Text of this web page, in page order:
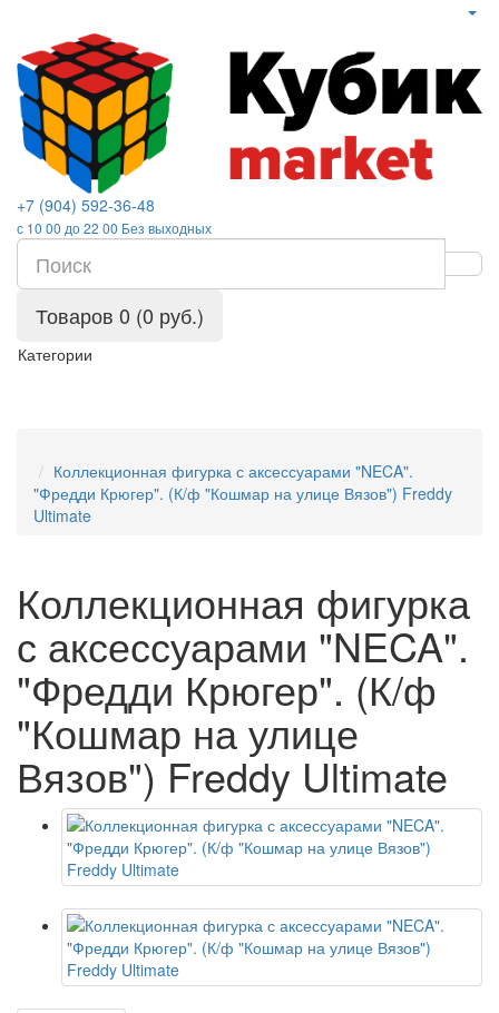
+7 (904) 592-36-48
с 10 00 до 22 00 Без выходных
Товаров 0 (0 руб.)
Категории
Коллекционная фигурка с аксессуарами "NECA".
"Фредди Крюгер". (К/ф "Кошмар на улице Вязов") Freddy
Ultimate
Коллекционная фигурка
с аксессуарами "NECA".
"Фредди Крюгер". (К/ф
"Кошмар на улице
Вязов") Freddy Ultimate